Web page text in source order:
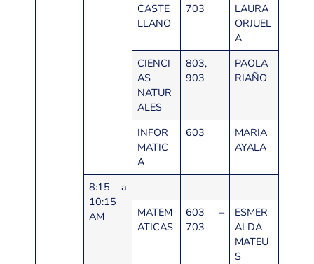
CASTE
LLANO
703
LAURA
ORJUEL
A
CIENCI
AS
NATUR
ALES
803,
903
PAOLA
RIAÑO
INFOR
MATIC
A
603
MARIA
AYALA
8:15 a
10:15
AM
MATEM
ATICAS
603 –
703
ESMER
ALDA
MATEU
S